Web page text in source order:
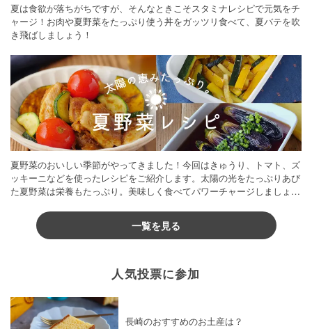
夏は食欲が落ちがちですが、そんなときこそスタミナレシピで元気をチ
ャージ！お肉や夏野菜をたっぷり使う丼をガッツリ食べて、夏バテを吹
き飛ばしましょう！
夏野菜のおいしい季節がやってきました！今回はきゅうり、トマト、ズ
ッキーニなどを使ったレシピをご紹介します。太陽の光をたっぷりあび
た夏野菜は栄養もたっぷり。美味しく食べてパワーチャージしましょう
一覧を見る
人気投票に参加
長崎のおすすめのお土産は？